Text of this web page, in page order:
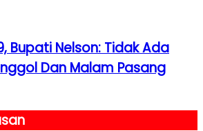
Bupati Nelson: Tidak Ada
Dan Malam Pasang